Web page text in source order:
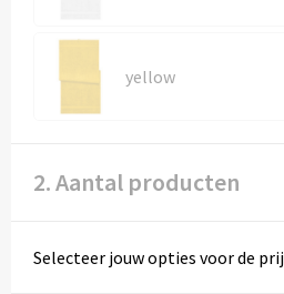
yellow
2. Aantal producten
Selecteer jouw opties voor de